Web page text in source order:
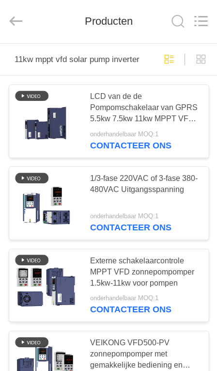
PRODUCTEN
ONGEVEER
ONS
FABRIEKSREIS
KWALITEITSCONTROLE
CONTACTEER
ONS
NIEUWS
VERZOEK
CITAAT
SITEMAP
Ltd..
Producten
11kw mppt vfd solar pump inverter
LCD van de de
Pompomschakelaar van GPRS
5.5kw 7.5kw 11kw MPPT VFD
Zonnetoetsenbordpid Functie
onderhandelbaar MOQ:1
CONTACTEER ONS
1/3-fase 220VAC of 3-fase 380-
480VAC Uitgangsspanning
onderhandelbaar MOQ:1
CONTACTEER ONS
Externe schakelaarcontrole
MPPT VFD zonnepompomper
1.5kw-11kw voor pompen
onderhandelbaar MOQ:1
CONTACTEER ONS
VEIKONG VFD500-PV
zonnepompomper met
gemakkelijke bediening en